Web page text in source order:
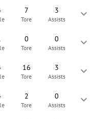
7
Tore
3
Assists
0
Tore
0
Assists
16
Tore
3
Assists
2
Tore
0
Assists